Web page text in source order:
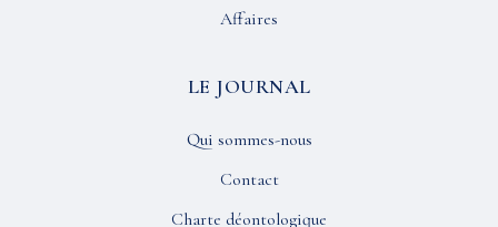
Affaires
LE JOURNAL
Qui sommes-nous
Contact
Charte déontologique